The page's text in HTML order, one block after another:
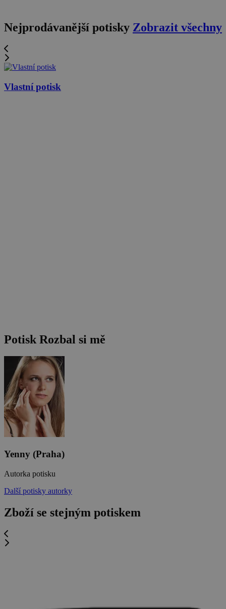
Nejprodávanější potisky Zobrazit všechny
Vlastní potisk
Potisk Rozbal si mě
Yenny (Praha)
Autorka potisku
Další potisky autorky
Zboží se stejným potiskem